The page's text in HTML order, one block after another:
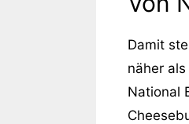
Damit
näher
National